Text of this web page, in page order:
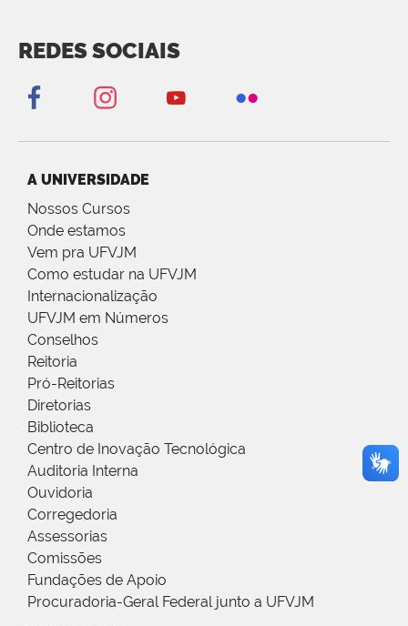
REDES SOCIAIS
A UNIVERSIDADE
Nossos Cursos
Onde estamos
Vem pra UFVJM
Como estudar na UFVJM
Internacionalização
UFVJM em Números
Conselhos
Reitoria
Pró-Reitorias
Diretorias
Biblioteca
Centro de Inovação Tecnológica
Auditoria Interna
Ouvidoria
Corregedoria
Assessorias
Comissões
Fundações de Apoio
Procuradoria-Geral Federal junto a UFVJM